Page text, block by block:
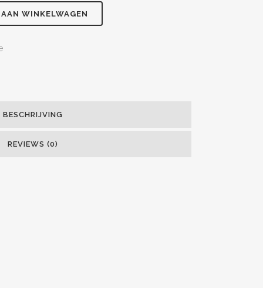
WINKELWAGEN
BESCHRIJVING
REVIEWS (0)